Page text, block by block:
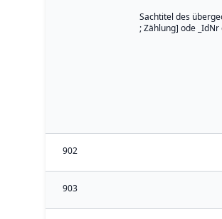
Sachtitel des
; Zählung] ode
902
903